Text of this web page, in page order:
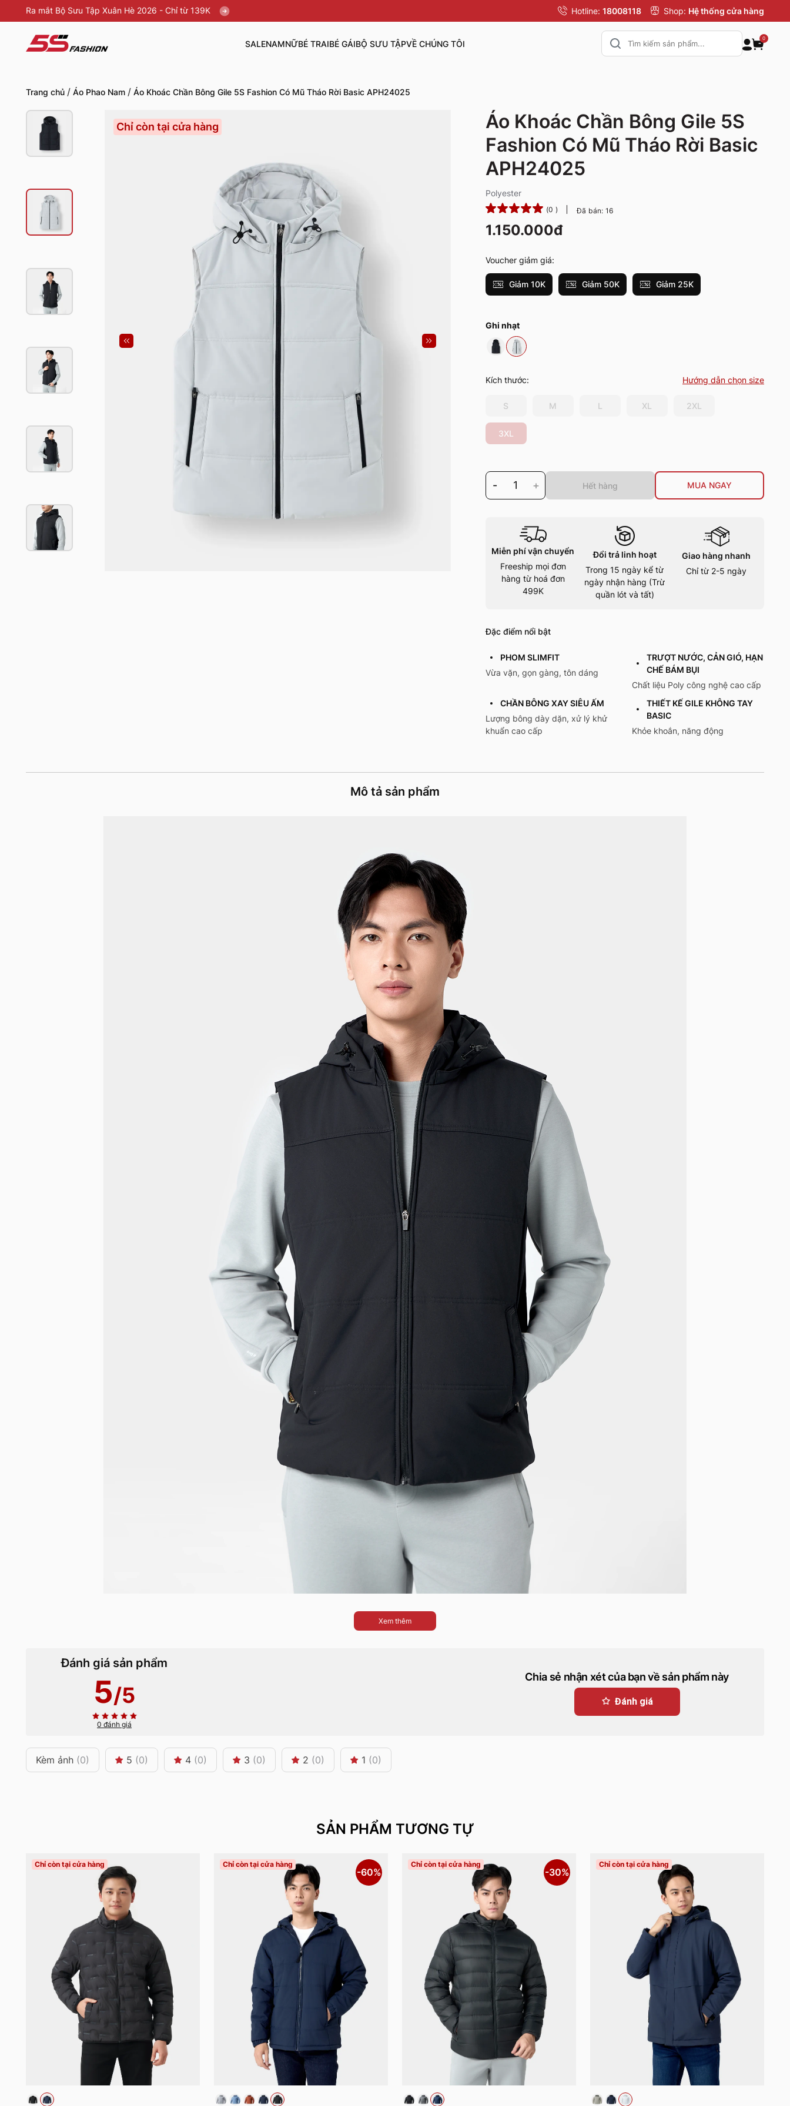
Ra mắt Bộ Sưu Tập Xuân Hè 2026 - Chỉ từ 139K Hotline: 18008118 Shop: Hệ thống cửa hàng
SALENAMNỮBÉ TRAIBÉ GÁIBỘ SƯU TẬPVỀ CHÚNG TÔI
0
Trang chủ / Áo Phao Nam / Áo Khoác Chần Bông Gile 5S Fashion Có Mũ Tháo Rời Basic APH24025
Chỉ còn tại cửa hàng
Áo Khoác Chần Bông Gile 5S
Fashion Có Mũ Tháo Rời Basic
APH24025
Polyester
(0 ) Đã bán: 16
1.150.000đ
Voucher giảm giá:
Giảm 10K Giảm 50K Giảm 25K
Ghi nhạt
Kích thước: Hướng dẫn chọn size
S M L XL 2XL
3XL
- 1 + Hết hàng MUA NGAY
Miễn phí vận chuyển
Freeship mọi đơn
hàng từ hoá đơn
499K
Đổi trả linh hoạt
Trong 15 ngày kể từ
ngày nhận hàng (Trừ
quần lót và tất)
Giao hàng nhanh
Chỉ từ 2-5 ngày
Đặc điểm nổi bật
PHOM SLIMFIT
Vừa vặn, gọn gàng, tôn dáng
TRƯỢT NƯỚC, CẢN GIÓ, HẠN
CHẾ BÁM BỤI
Chất liệu Poly công nghệ cao cấp
CHẦN BÔNG XAY SIÊU ẤM
Lượng bông dày dặn, xử lý khử
khuẩn cao cấp
THIẾT KẾ GILE KHÔNG TAY
BASIC
Khỏe khoắn, năng động
Mô tả sản phẩm
Xem thêm
Đánh giá sản phẩm
5/5
0 đánh giá
Chia sẻ nhận xét của bạn về sản phẩm này
Đánh giá
Kèm ảnh (0) 5 (0) 4 (0) 3 (0) 2 (0) 1 (0)
SẢN PHẨM TƯƠNG TỰ
Chỉ còn tại cửa hàng Chỉ còn tại cửa hàng
-60%
Chỉ còn tại cửa hàng
-30%
Chỉ còn tại cửa hàng